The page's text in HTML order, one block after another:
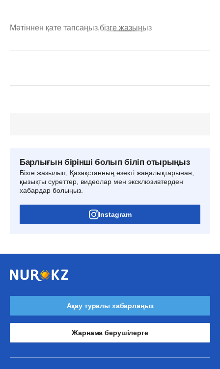
Мәтіннен қате тапсаңыз,бізге жазыңыз
Барлығын бірінші болып біліп отырыңыз
Бізге жазылып, Қазақстанның өзекті жаңалықтарынан,
қызықты суреттер, видеолар мен эксклюзивтерден
хабардар болыңыз.
Instagram
Ақау туралы хабарлаңыз
Жарнама берушілерге